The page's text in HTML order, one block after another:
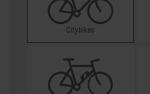
Citybikes